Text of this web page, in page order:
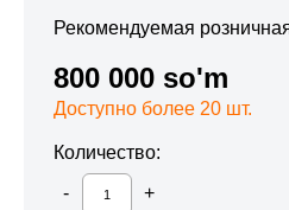
Рекомендуемая
800 000 so'm
Доступно более 20 шт.
Количество: